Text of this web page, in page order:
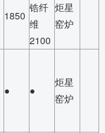
1850
锆纤
维
2100
炬星
窑炉
● ●
炬星
窑炉